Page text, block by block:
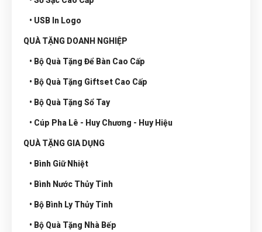
• USB In Logo
QUÀ TẶNG DOANH NGHIỆP
• Bộ Quà Tặng Để Bàn Cao Cấp
• Bộ Quà Tặng Giftset Cao Cấp
• Bộ Quà Tặng Sổ Tay
• Cúp Pha Lê - Huy Chương - Huy Hiệu
QUÀ TẶNG GIA DỤNG
• Bình Giữ Nhiệt
• Bình Nước Thủy Tinh
• Bộ Bình Ly Thủy Tinh
• Bộ Quà Tặng Nhà Bếp